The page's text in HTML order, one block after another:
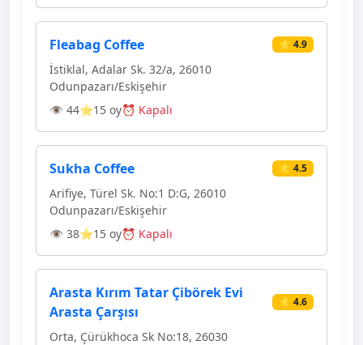
Fleabag Coffee ⭐ 4.9
İstiklal, Adalar Sk. 32/a, 26010
Odunpazarı/Eskişehir
👁 44⭐15 oy⏰ Kapalı
Sukha Coffee ⭐ 4.5
Arifiye, Türel Sk. No:1 D:G, 26010
Odunpazarı/Eskişehir
👁 38⭐15 oy⏰ Kapalı
Arasta Kırım Tatar Çibörek Evi
Arasta Çarşısı
⭐ 4.6
Orta, Çürükhoca Sk No:18, 26030